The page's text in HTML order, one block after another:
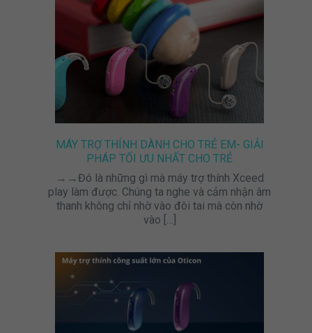
MÁY TRỢ THÍNH DÀNH CHO TRẺ EM- GIẢI
PHÁP TỐI ƯU NHẤT CHO TRẺ
→→Đó là những gì mà máy trợ thính Xceed
play làm được. Chúng ta nghe và cảm nhận âm
thanh không chỉ nhờ vào đôi tai mà còn nhờ
vào […]